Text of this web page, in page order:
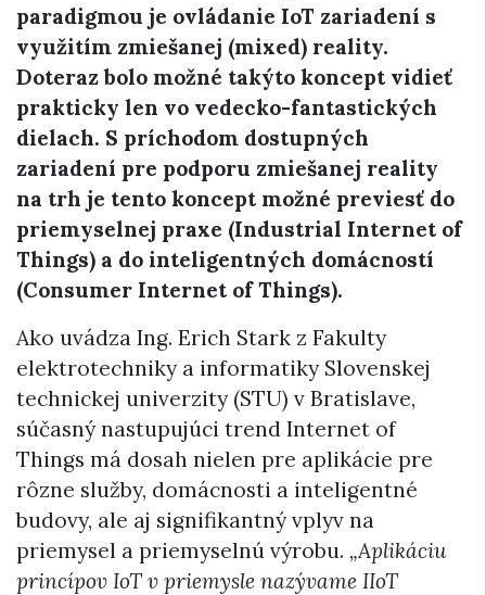
paradigmou je ovládanie IoT zariadení s
využitím zmiešanej (mixed) reality.
Doteraz bolo možné takýto koncept vidieť
prakticky len vo vedecko-fantastických
dielach. S príchodom dostupných
zariadení pre podporu zmiešanej reality
na trh je tento koncept možné previesť do
priemyselnej praxe (Industrial Internet of
Things) a do inteligentných domácností
(Consumer Internet of Things).
Ako uvádza Ing. Erich Stark z Fakulty
elektrotechniky a informatiky Slovenskej
technickej univerzity (STU) v Bratislave,
súčasný nastupujúci trend Internet of
Things má dosah nielen pre aplikácie pre
rôzne služby, domácnosti a inteligentné
budovy, ale aj signifikantný vplyv na
priemysel a priemyselnú výrobu. „Aplikáciu
princípov IoT v priemysle nazývame IIoT